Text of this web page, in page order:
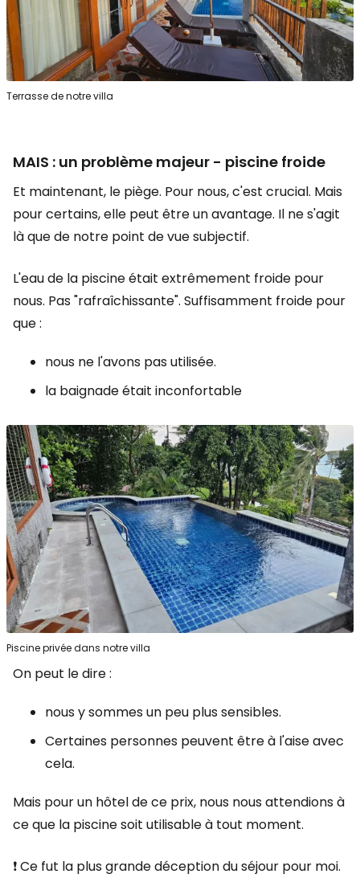
Terrasse de notre villa
MAIS : un problème majeur - piscine froide
Et maintenant, le piège. Pour nous, c'est crucial. Mais
pour certains, elle peut être un avantage. Il ne s'agit
là que de notre point de vue subjectif.
L'eau de la piscine était extrêmement froide pour
nous. Pas "rafraîchissante". Suffisamment froide pour
que :
nous ne l'avons pas utilisée.
la baignade était inconfortable
Piscine privée dans notre villa
On peut le dire :
nous y sommes un peu plus sensibles.
Certaines personnes peuvent être à l'aise avec
cela.
Mais pour un hôtel de ce prix, nous nous attendions à
ce que la piscine soit utilisable à tout moment.
❗ Ce fut la plus grande déception du séjour pour moi.